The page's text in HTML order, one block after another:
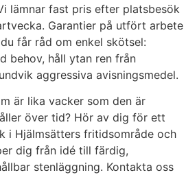
lämnar fast pris efter platsbesök
Garantier på utfört arbete
får råd om enkel skötsel:
behov, håll ytan ren från
aggressiva avisningsmedel.
är lika vacker som den är
över tid? Hör av dig för ett
i Hjälmsätters fritidsområde och
dig från idé till färdig,
stenläggning. Kontakta oss